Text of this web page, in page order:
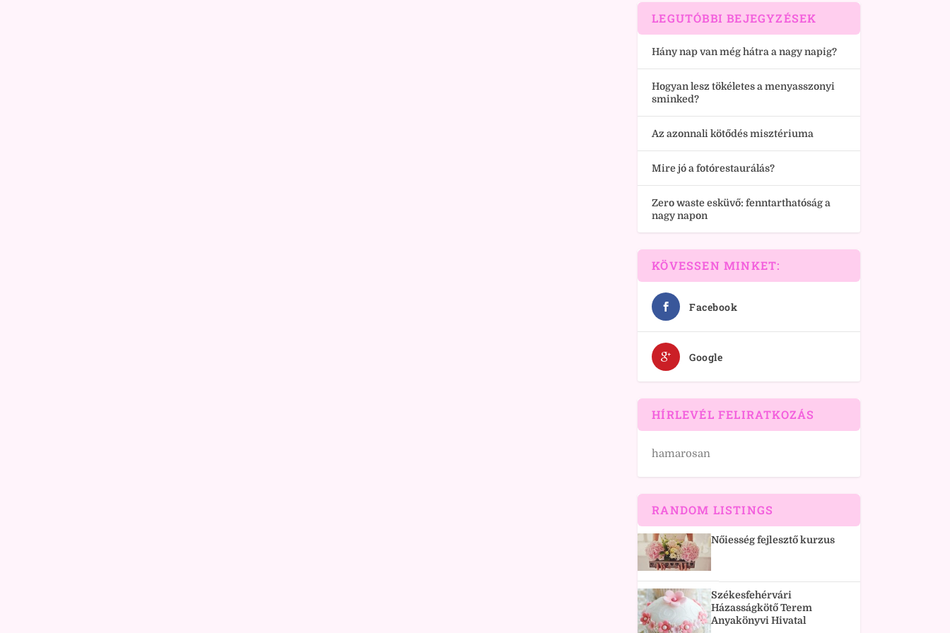
LEGUTÓBBI BEJEGYZÉSEK
Hány nap van még hátra a nagy napig?
Hogyan lesz tökéletes a menyasszonyi
sminked?
Az azonnali kötődés misztériuma
Mire jó a fotórestaurálás?
Zero waste esküvő: fenntarthatóság a
nagy napon
KÖVESSEN MINKET:
Facebook
Google
HÍRLEVÉL FELIRATKOZÁS
hamarosan
RANDOM LISTINGS
Nőiesség fejlesztő kurzus
Székesfehérvári
Házasságkötő Terem
Anyakönyvi Hivatal